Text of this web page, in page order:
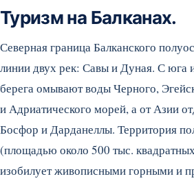
Туризм на Балканах.
Северная граница Балканского
линии двух рек: Савы и Дуная. С юга
берега омывают воды Черного,
и Адриатического морей, а от Азии
Босфор и Дарданеллы. Территория
(площадью около 500 тыс.
изобилует живописными горными и